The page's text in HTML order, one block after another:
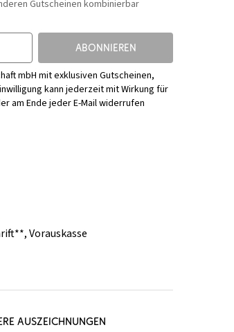
Gutscheinen kombinierbar
ABONNIEREN
mbH mit exklusiven Gutscheinen,
kann jederzeit mit Wirkung für
am Ende jeder E-Mail widerrufen
,Vorauskasse
AUSZEICHNUNGEN